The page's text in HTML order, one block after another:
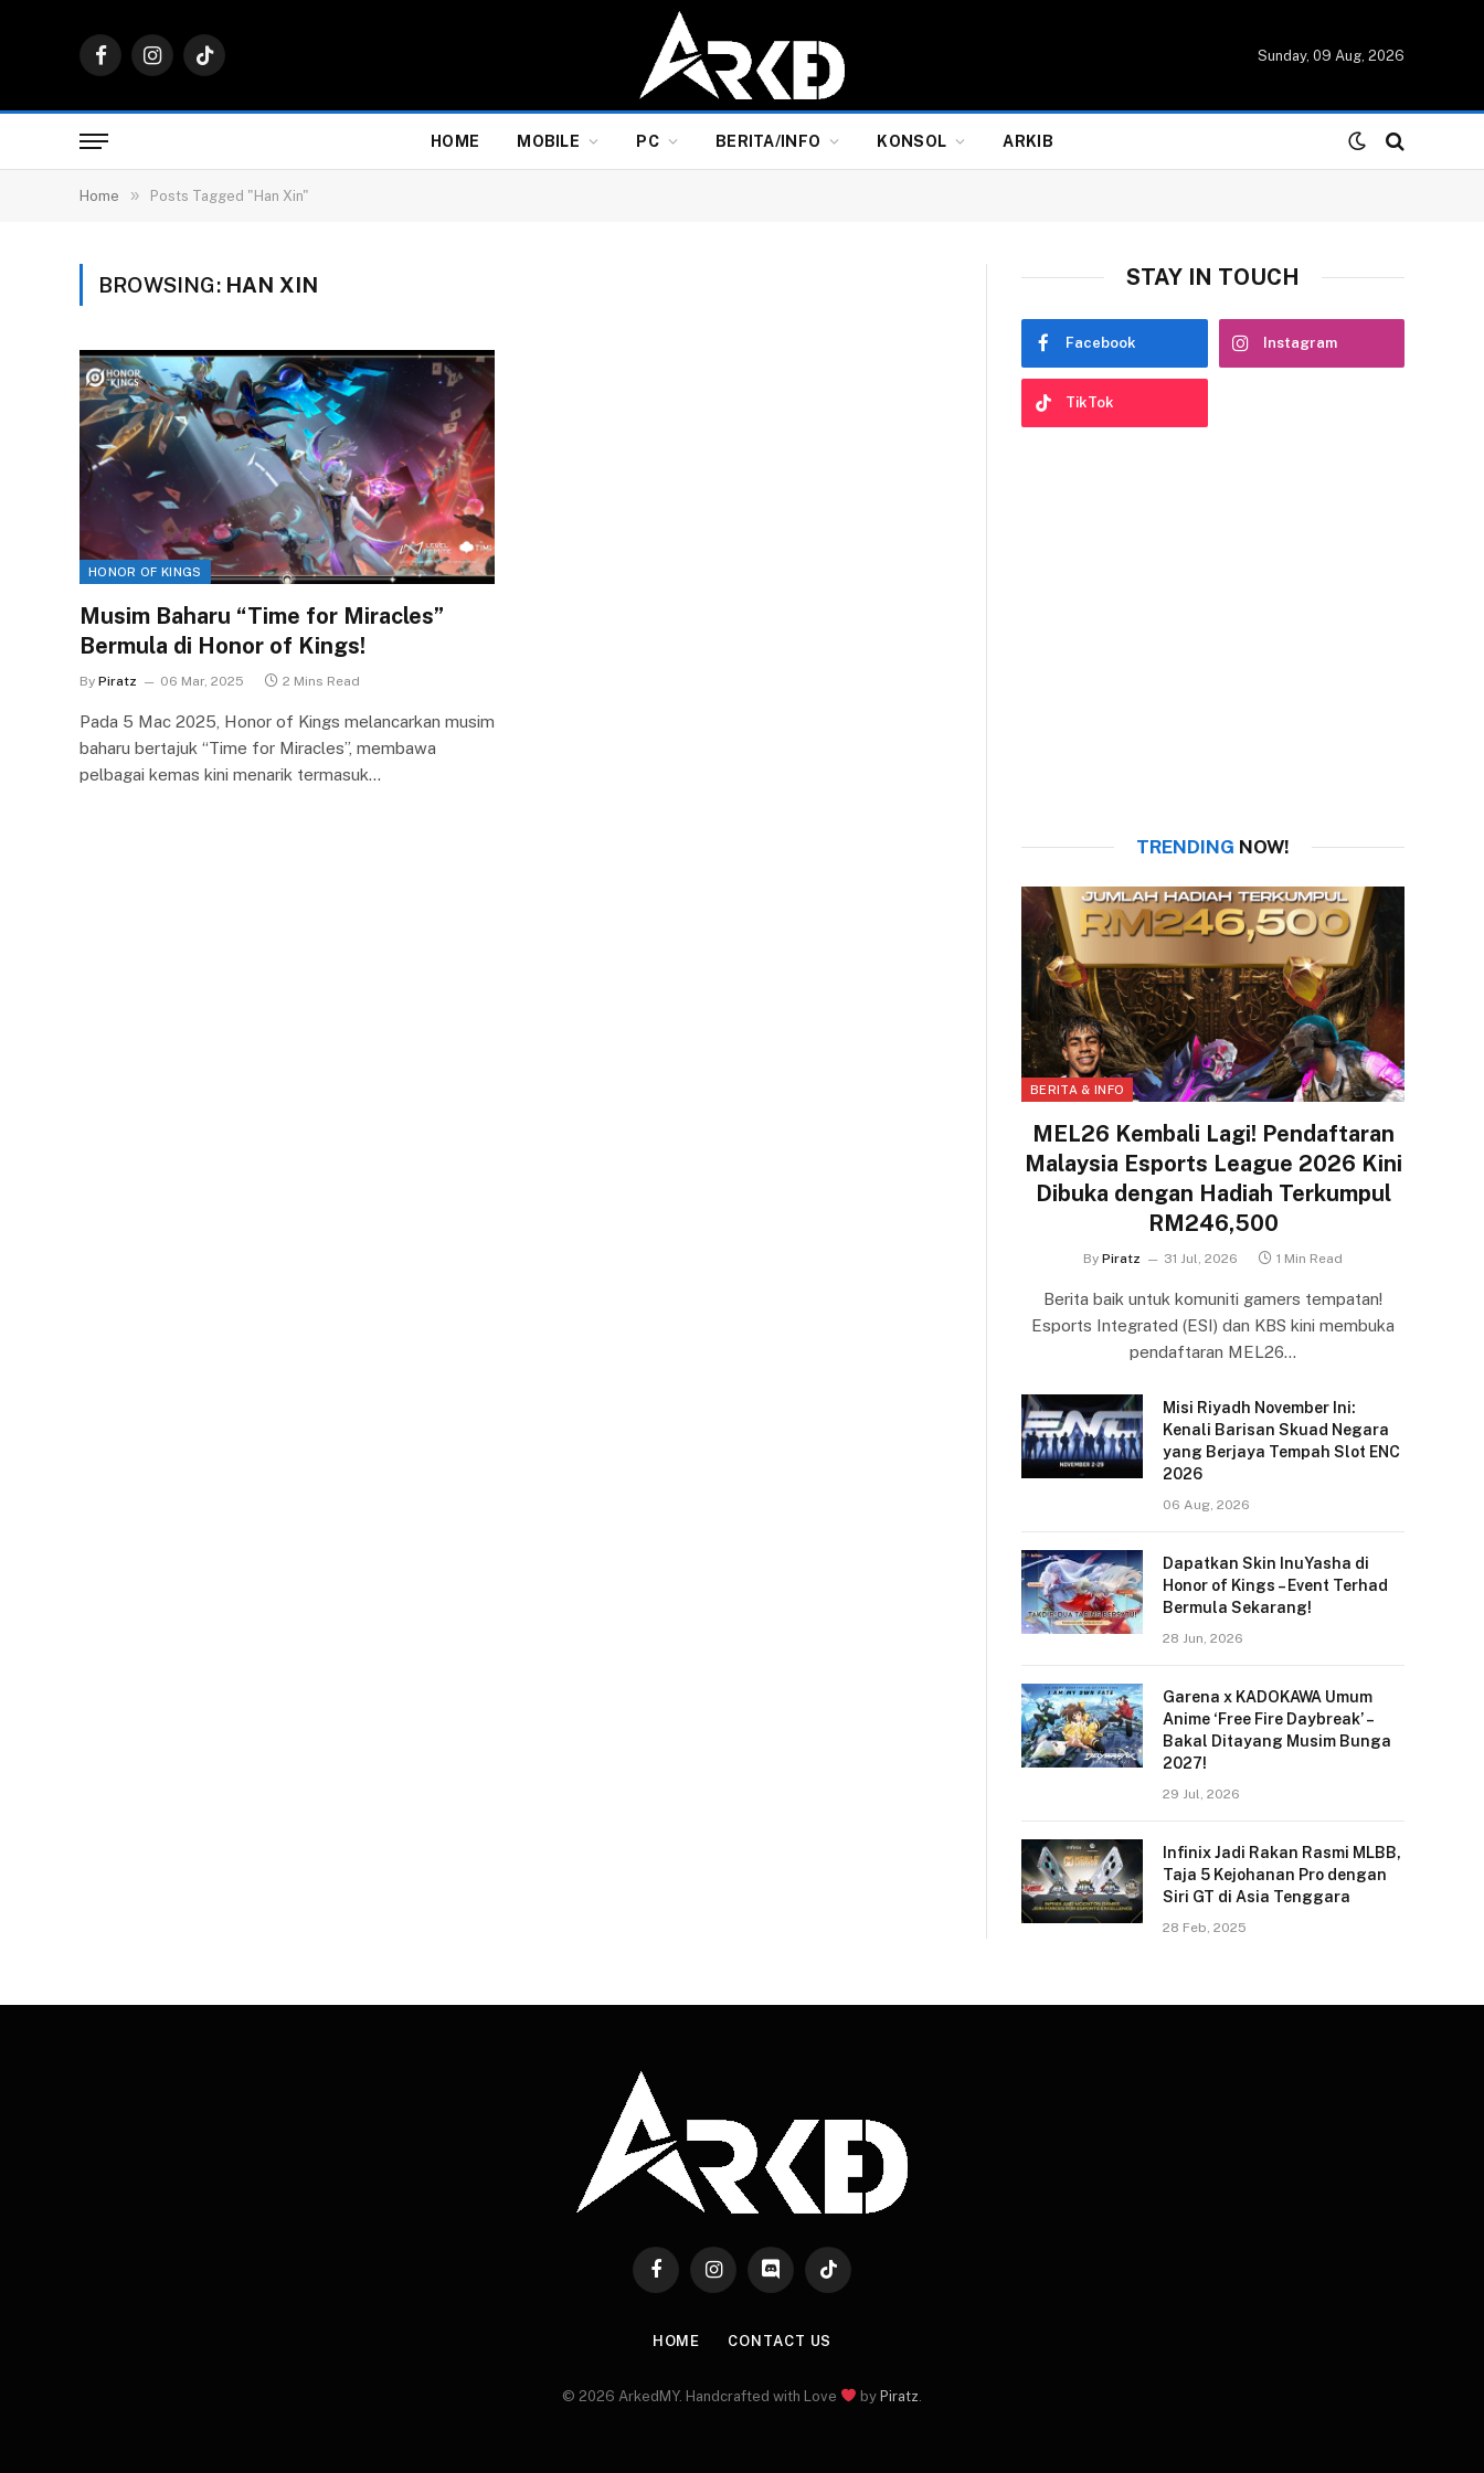
FacebookInstagramTikTok
Sunday, 09 Aug, 2026
HOME MOBILE PC BERITA/INFO KONSOL ARKIB
Home » Posts Tagged "Han Xin"
BROWSING: HAN XIN
HONOR OF KINGS
Musim Baharu “Time for Miracles”
Bermula di Honor of Kings!
By Piratz 06 Mar, 2025 2 Mins Read
Pada 5 Mac 2025, Honor of Kings melancarkan musim
baharu bertajuk “Time for Miracles”, membawa
pelbagai kemas kini menarik termasuk…
STAY IN TOUCH
Facebook Instagram
TikTok
TRENDING NOW!
BERITA & INFO
MEL26 Kembali Lagi! Pendaftaran
Malaysia Esports League 2026 Kini
Dibuka dengan Hadiah Terkumpul
RM246,500
By Piratz 31 Jul, 2026 1 Min Read
Berita baik untuk komuniti gamers tempatan!
Esports Integrated (ESI) dan KBS kini membuka
pendaftaran MEL26…
Misi Riyadh November Ini:
Kenali Barisan Skuad Negara
yang Berjaya Tempah Slot ENC
2026
06 Aug, 2026
Dapatkan Skin InuYasha di
Honor of Kings – Event Terhad
Bermula Sekarang!
28 Jun, 2026
Garena x KADOKAWA Umum
Anime ‘Free Fire Daybreak’ –
Bakal Ditayang Musim Bunga
2027!
29 Jul, 2026
Infinix Jadi Rakan Rasmi MLBB,
Taja 5 Kejohanan Pro dengan
Siri GT di Asia Tenggara
28 Feb, 2025
FacebookInstagramDiscord TikTok
HOME CONTACT US
© 2026 ArkedMY. Handcrafted with Love by Piratz.